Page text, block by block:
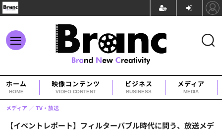
ホーム
HOME
映像コンテンツ
VIDEO CONTENT
ビジネス
BUSINESS
メディア
MEDIA
【イベントレポート】フィルターバブル時代に問う、放送メデ
メディア TV・放送